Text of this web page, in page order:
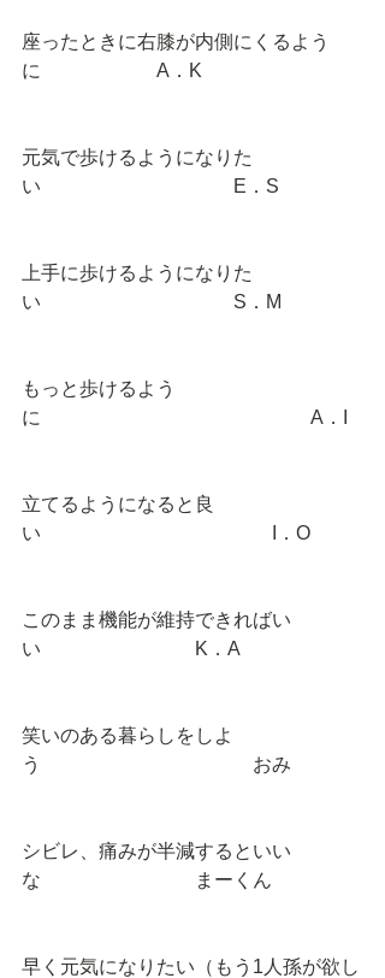
座ったときに右膝が内側にくるよう
に　　　　　　A．K
元気で歩けるようになりた
い　　　　　　　　　　E．S
上手に歩けるようになりた
い　　　　　　　　　　S．M
もっと歩けるよう
に　　　　　　　　　　　　　　A．I
立てるようになると良
い　　　　　　　　　　　　I．O
このまま機能が維持できればい
い　　　　　　　　K．A
笑いのある暮らしをしよ
う　　　　　　　　　　　おみ
シビレ、痛みが半減するといい
な　　　　　　　　まーくん
早く元気になりたい（もう1人孫が欲し